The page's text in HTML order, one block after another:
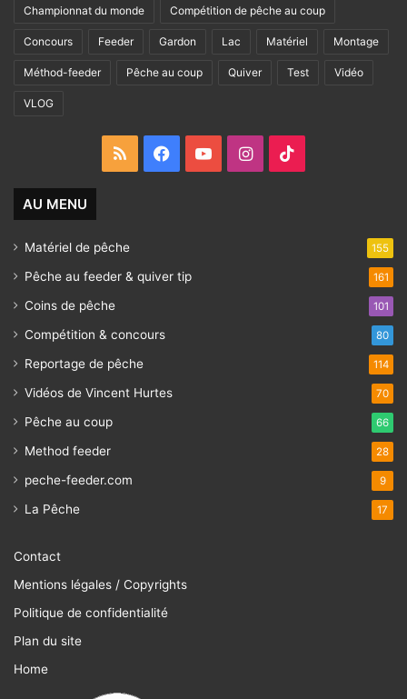
Championnat du monde Compétition de pêche au coup
Concours Feeder Gardon Lac Matériel Montage
Méthod-feeder Pêche au coup Quiver Test Vidéo
VLOG
RSS FacebookYouTubeInstagram
AU MENU
Matériel de pêche 155
Pêche au feeder & quiver tip 161
Coins de pêche 101
Compétition & concours 80
Reportage de pêche 114
Vidéos de Vincent Hurtes 70
Pêche au coup 66
Method feeder 28
peche-feeder.com 9
La Pêche 17
Contact
Mentions légales / Copyrights
Politique de confidentialité
Plan du site
Home